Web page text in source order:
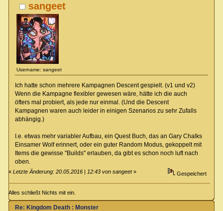
sangeet
Username: sangeet
Ich hatte schon mehrere Kampagnen Descent gespielt. (v1 und v2)
Wenn die Kampagne flexibler gewesen wäre, hätte ich die auch
öfters mal probiert, als jede nur einmal. (Und die Descent
Kampagnen waren auch leider in einigen Szenarios zu sehr Zufalls
abhängig.)
I.e. etwas mehr variabler Aufbau, ein Quest Buch, das an Gary Chalks
Einsamer Wolf erinnert, oder ein guter Random Modus, gekoppelt mit
Items die gewisse "Builds" erlauben, da gibt es schon noch luft nach
oben.
«Letzte Änderung: 20.05.2016 | 12:43 von sangeet» Gespeichert
Alles schließt Nichts mit ein.
Re: Kingdom Death : Monster